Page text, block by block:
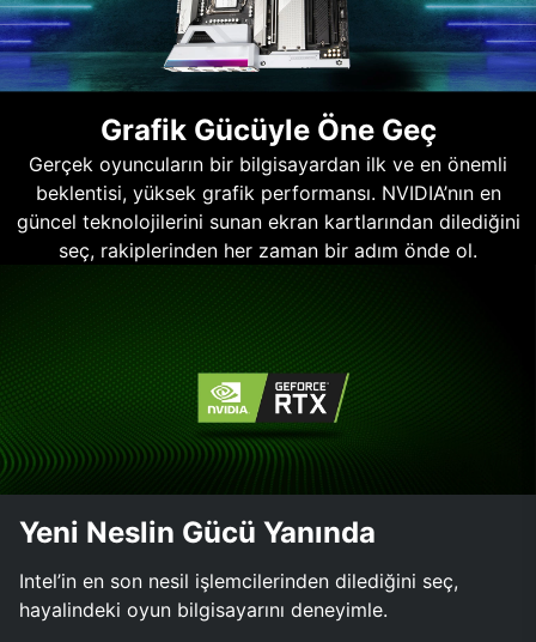
Grafik Gücüyle Öne Geç
Gerçek oyuncuların bir bilgisayardan ilk ve en önemli
beklentisi, yüksek grafik performansı. NVIDIA’nın en
güncel teknolojilerini sunan ekran kartlarından dilediğini
seç, rakiplerinden her zaman bir adım önde ol.
Yeni Neslin Gücü Yanında
Intel’in en son nesil işlemcilerinden dilediğini seç,
hayalindeki oyun bilgisayarını deneyimle.